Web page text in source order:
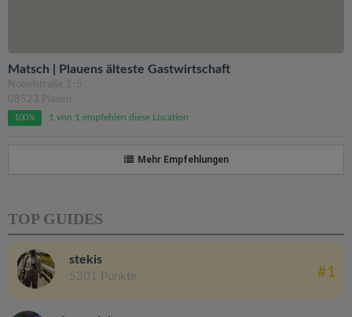
Matsch | Plauens älteste Gastwirtschaft
Nobelstraße 1-5
08523 Plauen
100% 1 von 1 empfehlen diese Location
Mehr Empfehlungen
TOP GUIDES
stekis
5301 Punkte #1